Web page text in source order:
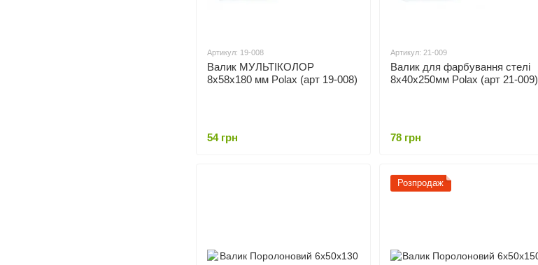
Артикул: 19-008
Валик МУЛЬТІКОЛОР
8х58х180 мм Polax (арт 19-008)
54 грн
Артикул: 21-009
Валик для фарбування стелі
8x40x250мм Polax (арт 21-009)
78 грн
Розпродаж